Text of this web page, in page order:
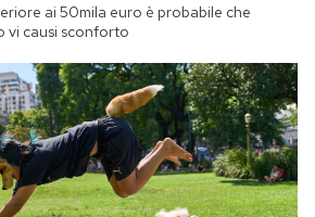
ai 50mila euro è probabile che
vi causi sconforto